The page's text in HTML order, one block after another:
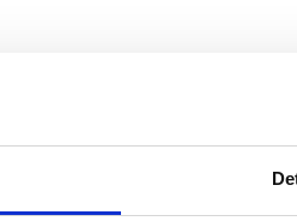
te beoordelen